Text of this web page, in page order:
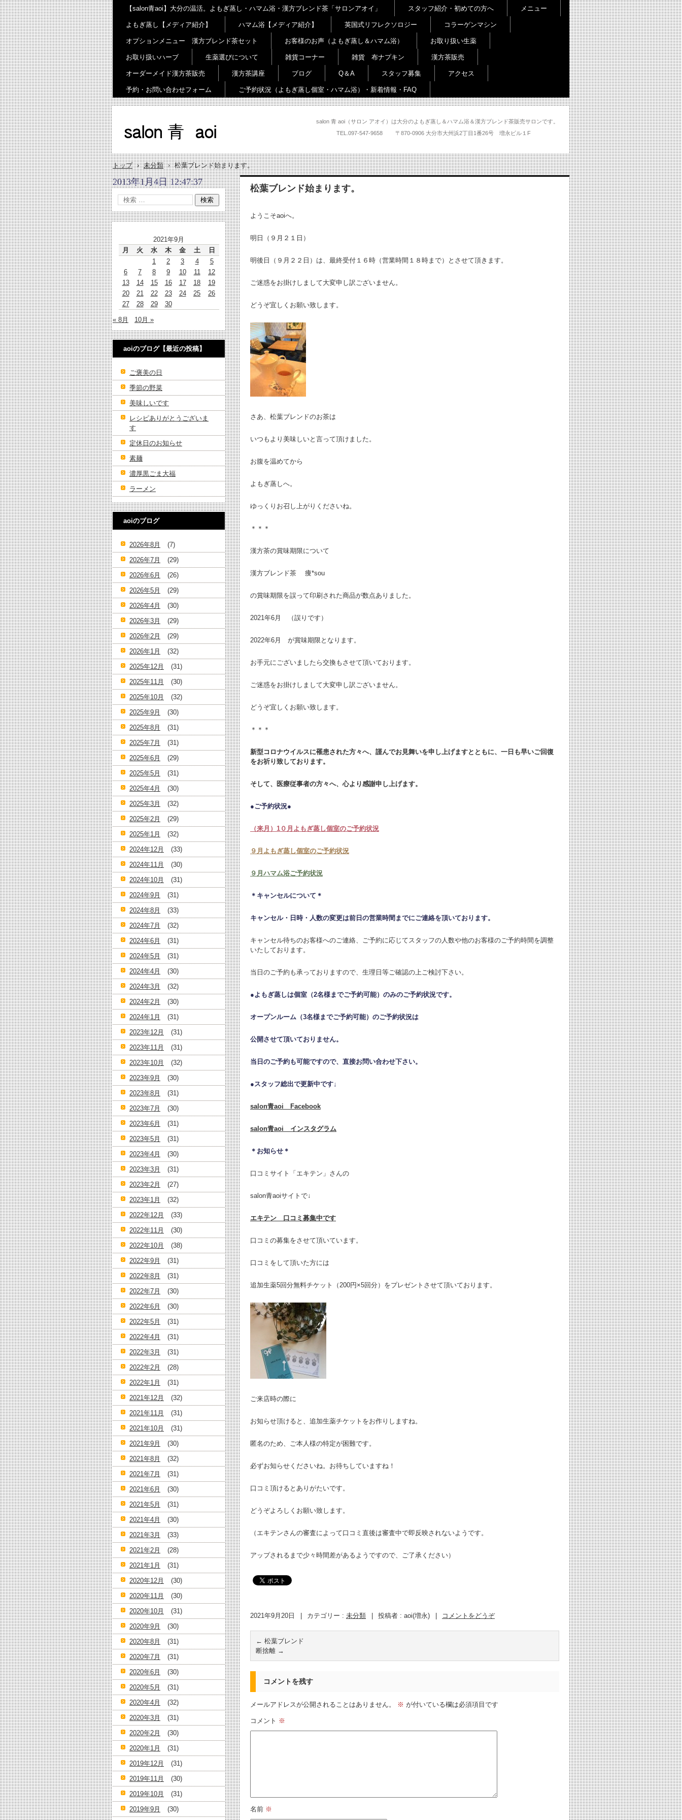
salon 青 aoi（サロン アオイ）は大分のよもぎ蒸し＆ハマム浴＆漢方ブレンド茶販売サロンです。
TEL. 097-547-9658 〒870-0906 大分市大州浜2丁目1番26号 増永ビル１F
【salon青aoi】大分の温活。よもぎ蒸し・ハマム浴・漢方ブレンド茶「サロンアオイ」 スタッフ紹介・初めての方へ メニュー
よもぎ蒸し【メディア紹介】 ハマム浴【メディア紹介】 英国式リフレクソロジー コラーゲンマシン
オプションメニュー 漢方ブレンド茶セット お客様のお声（よもぎ蒸し＆ハマム浴） お取り扱い生薬
お取り扱いハーブ 生薬選びについて 雑貨コーナー 雑貨 布ナプキン 漢方茶販売
オーダーメイド漢方茶販売 漢方茶講座 ブログ Q＆A スタッフ募集 アクセス
予約・お問い合わせフォーム ご予約状況（よもぎ蒸し個室・ハマム浴）・新着情報・FAQ
トップ › 未分類 › 松葉ブレンド始まります。
松葉ブレンド始まります。
ようこそaoiへ。
明日（９月２１日）
明後日（９月２２日）は、最終受付１６時（営業時間１８時まで）とさせて頂きます。
ご迷惑をお掛けしまして大変申し訳ございません。
どうぞ宜しくお願い致します。
さあ、松葉ブレンドのお茶は
いつもより美味しいと言って頂けました。
お腹を温めてから
よもぎ蒸しへ。
ゆっくりお召し上がりくださいね。
＊＊＊
漢方茶の賞味期限について
漢方ブレンド茶 痩*sou
の賞味期限を誤って印刷された商品が数点ありました。
2021年6月 （誤りです）
2022年6月 が賞味期限となります。
お手元にございましたら交換もさせて頂いております。
ご迷惑をお掛けしまして大変申し訳ございません。
どうぞ宜しくお願い致します。
＊＊＊
新型コロナウイルスに罹患された方々へ、謹んでお見舞いを申し上げますとともに、 一日も早いご回復
をお祈り致しております。
そして、医療従事者の方々へ、心より感謝申し上げます。
●ご予約状況●
（来月）1０月よもぎ蒸し個室のご予約状況
９月よもぎ蒸し個室のご予約状況
９月ハマム浴ご予約状況
＊キャンセルについて＊
キャンセル・日時・人数の変更は前日の営業時間までにご連絡を頂いております。
キャンセル待ちのお客様へのご連絡、ご予約に応じてスタッフの人数や他のお客様のご予約時間を調整
いたしております。
当日のご予約も承っておりますので、生理日等ご確認の上ご検討下さい。
●よもぎ蒸しは個室（2名様までご予約可能）のみのご予約状況です。
オープンルーム（3名様までご予約可能）のご予約状況は
公開させて頂いておりません。
当日のご予約も可能ですので、直接お問い合わせ下さい。
●スタッフ総出で更新中です↓
salon青aoi Facebook
salon青aoi インスタグラム
＊お知らせ＊
口コミサイト「エキテン」さんの
salon青aoiサイトで↓
エキテン 口コミ募集中です
口コミの募集をさせて頂いています。
口コミをして頂いた方には
追加生薬5回分無料チケット（200円×5回分）をプレゼントさせて頂いております。
ご来店時の際に
お知らせ頂けると、追加生薬チケットをお作りしますね。
匿名のため、ご本人様の特定が困難です。
必ずお知らせくださいね。お待ちしていますね！
口コミ頂けるとありがたいです。
どうぞよろしくお願い致します。
（エキテンさんの審査によって口コミ直後は審査中で即反映されないようです。
アップされるまで少々時間差があるようですので、ご了承ください）
2021年9月20日 カテゴリー : 未分類 投稿者 : aoi(増永) コメントをどうぞ
← 松葉ブレンド
断捨離 →
コメントを残す
メールアドレスが公開されることはありません。 ※ が付いている欄は必須項目です
コメント ※
名前 ※
2013年1月4日 12:47:37
2021年9月
月
火 水 木 金 土
日
1
2 3 4
5
6
7 8 9 10 11
12
13
14 15 16 17 18
19
20
21 22 23 24 25
26
27
28 29 30
« 8月 10月 »
aoiのブログ【最近の投稿】
ご褒美の日
季節の野菜
美味しいです
レシピありがとうございま
す
定休日のお知らせ
素麺
濃厚黒ごま大福
ラーメン
aoiのブログ
2026年8月
(7)
2026年7月
(29)
2026年6月
(26)
2026年5月
(29)
2026年4月
(30)
2026年3月
(29)
2026年2月
(29)
2026年1月
(32)
2025年12月
(31)
2025年11月
(30)
2025年10月
(32)
2025年9月
(30)
2025年8月
(31)
2025年7月
(31)
2025年6月
(29)
2025年5月
(31)
2025年4月
(30)
2025年3月
(32)
2025年2月
(29)
2025年1月
(32)
2024年12月
(33)
2024年11月
(30)
2024年10月
(31)
2024年9月
(31)
2024年8月
(33)
2024年7月
(32)
2024年6月
(31)
2024年5月
(31)
2024年4月
(30)
2024年3月
(32)
2024年2月
(30)
2024年1月
(31)
2023年12月
(31)
2023年11月
(31)
2023年10月
(32)
2023年9月
(30)
2023年8月
(31)
2023年7月
(30)
2023年6月
(31)
2023年5月
(31)
2023年4月
(30)
2023年3月
(31)
2023年2月
(27)
2023年1月
(32)
2022年12月
(33)
2022年11月
(30)
2022年10月
(38)
2022年9月
(31)
2022年8月
(31)
2022年7月
(30)
2022年6月
(30)
2022年5月
(31)
2022年4月
(31)
2022年3月
(31)
2022年2月
(28)
2022年1月
(31)
2021年12月
(32)
2021年11月
(31)
2021年10月
(31)
2021年9月
(30)
2021年8月
(32)
2021年7月
(31)
2021年6月
(30)
2021年5月
(31)
2021年4月
(30)
2021年3月
(33)
2021年2月
(28)
2021年1月
(31)
2020年12月
(30)
2020年11月
(30)
2020年10月
(31)
2020年9月
(30)
2020年8月
(31)
2020年7月
(31)
2020年6月
(30)
2020年5月
(31)
2020年4月
(32)
2020年3月
(31)
2020年2月
(30)
2020年1月
(31)
2019年12月
(31)
2019年11月
(30)
2019年10月
(31)
2019年9月
(30)